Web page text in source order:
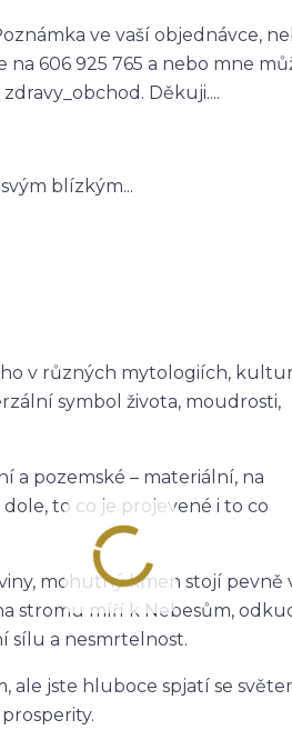
ve vaší objednávce,
na 606 925 765 a nebo mne
Děkuji....
blízkým...
v různých mytologiích,
symbol života, moudrosti,
a pozemské – materiální, na
to co je projevené i to co
mohutný kmen stojí pevně
stromu míří k Nebesům,
sílu a nesmrtelnost.
ale jste hluboce spjatí se